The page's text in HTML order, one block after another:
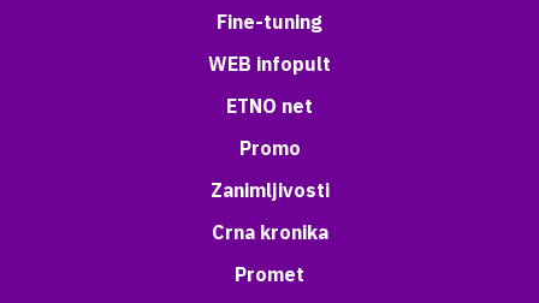
Fine-tuning
WEB infopult
ETNO net
Promo
Zanimljivosti
Crna kronika
Promet